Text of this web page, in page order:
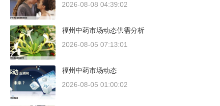
2026-08-08 04:39:02
福州中药市场动态供需分析
2026-08-05 07:13:01
福州中药市场动态
2026-08-05 01:00:02